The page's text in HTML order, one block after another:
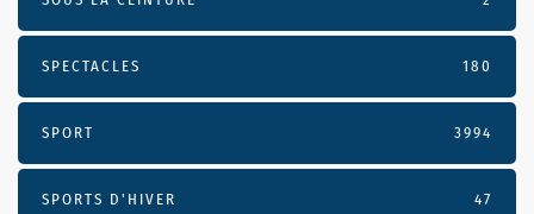
SPECTACLES 180
SPORT 3994
SPORTS D'HIVER 47